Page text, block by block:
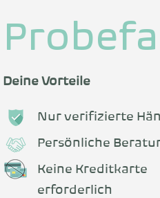
Deine Vorteile
Nur verifizierte
Persönliche
Keine Kreditkarte
erforderlich